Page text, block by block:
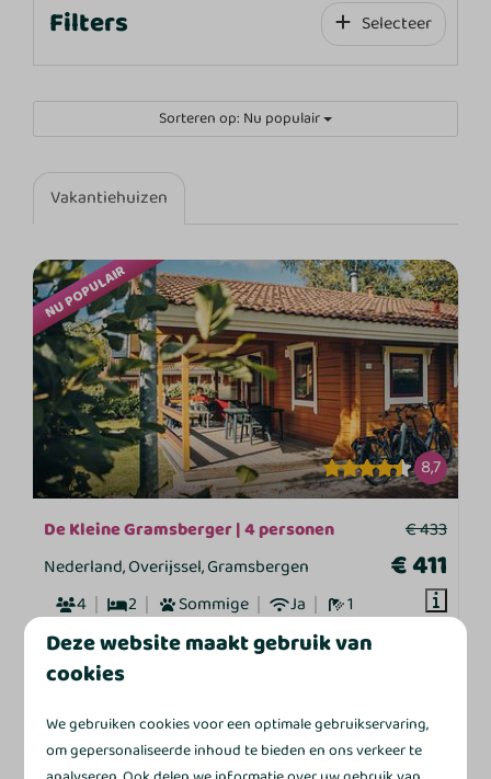
Filters Selecteer
Sorteren op: Nu populair
Vakantiehuizen
NU POPULAIR
8,7
€ 433
€ 411
De Kleine Gramsberger | 4 personen
Nederland, Overijssel, Gramsbergen
4
2 Sommige Ja
1
Eenvoudig maar functioneel ingericht
Scandinavische stijl
Vrijstaand met veranda
Deze website maakt gebruik van
cookies
We gebruiken cookies voor een optimale gebruikservaring,
om gepersonaliseerde inhoud te bieden en ons verkeer te